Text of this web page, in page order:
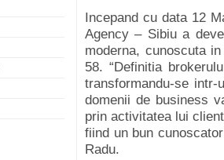
Incepand cu data 12
Agency – Sibiu a
moderna, cunoscuta
58. “Definitia
transformandu-se
domenii de business
prin activitatea lui
fiind un bun
Radu.